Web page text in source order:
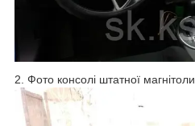
2. Фото консолі штатної магнітоли